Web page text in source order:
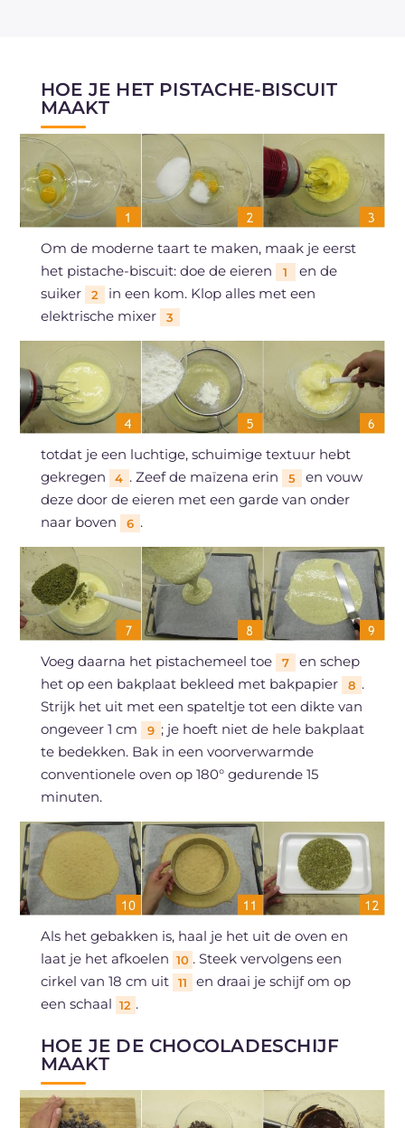
HOE JE HET PISTACHE-BISCUIT
MAAKT
Om de moderne taart te maken, maak je eerst
het pistache-biscuit: doe de eieren
1
en de
suiker
2
in een kom. Klop alles met een
elektrische mixer
3
totdat je een luchtige, schuimige textuur hebt
gekregen
4 . Zeef de maïzena erin 5
en vouw
deze door de eieren met een garde van onder
naar boven
6 .
Voeg daarna het pistachemeel toe 7
en schep
het op een bakplaat bekleed met bakpapier
8 .
Strijk het uit met een spateltje tot een dikte van
ongeveer 1 cm
9 ; je hoeft niet de hele bakplaat
te bedekken. Bak in een voorverwarmde
conventionele oven op 180° gedurende 15
minuten.
Als het gebakken is, haal je het uit de oven en
laat je het afkoelen 10 . Steek vervolgens een
cirkel van 18 cm uit
11
en draai je schijf om op
een schaal 12 .
HOE JE DE CHOCOLADESCHIJF
MAAKT